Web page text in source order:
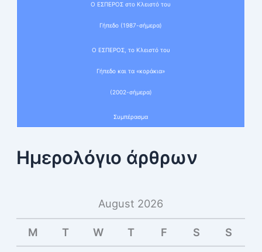
Ο ΕΣΠΕΡΟΣ στο Κλειστό του
Γήπεδο (1987-σήμερα)
Ο ΕΣΠΕΡΟΣ, το Κλειστό του
Γήπεδο και τα «κοράκια»
(2002-σήμερα)
Συμπέρασμα
Ημερολόγιο άρθρων
August 2026
M T W T F S S